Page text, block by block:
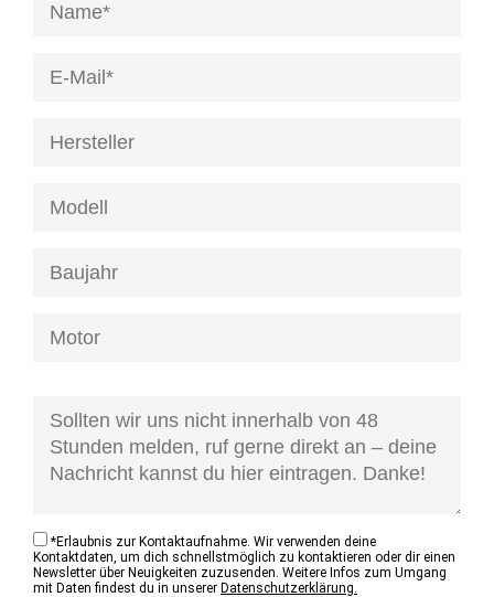
*Erlaubnis zur Kontaktaufnahme. Wir verwenden deine
Kontaktdaten, um dich schnellstmöglich zu kontaktieren oder dir einen
Newsletter über Neuigkeiten zuzusenden. Weitere Infos zum Umgang
mit Daten findest du in unserer Datenschutzerklärung.